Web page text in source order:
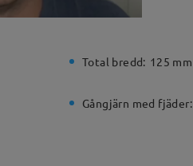
Total bredd: 125 mm
Gångjärn med fjäder: